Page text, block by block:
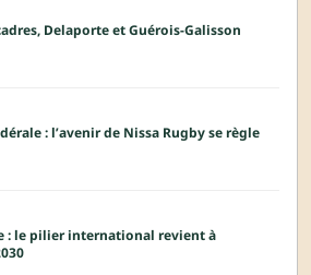
Delaporte et Guérois-Galisson
: l’avenir de Nissa Rugby se règle
: le pilier international revient à